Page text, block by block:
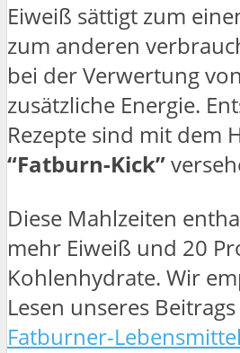
Eiweiß sättigt zum
zum anderen
bei der Verwertung
zusätzliche Energie.
Rezepte sind mit dem
“Fatburn-Kick”
Diese Mahlzeiten
mehr Eiweiß und 20
Kohlenhydrate. Wir
Lesen unseres
Fatburner-Lebensmittel